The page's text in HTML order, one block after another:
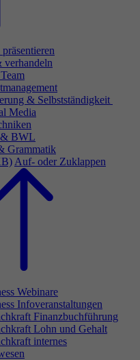
& Selbstständigkeit
Media
& BWL
Grammatik
Auf- oder Zuklappen
Webinare
Infoveranstaltungen
Finanzbuchführung
Lohn und Gehalt
internes